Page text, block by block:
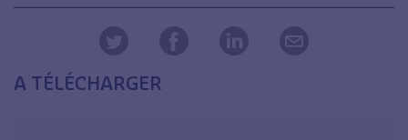
A TÉLÉCHARGER